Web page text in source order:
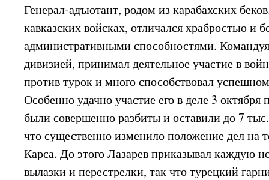
Генерал-адъютант, родом из карабахских
кавказских войсках, отличался храбростью и
административными способностями.
дивизией, принимал деятельное участие в
против турок и много способствовал
Особенно удачно участие его в деле 3
были совершенно разбиты и оставили до 7
что существенно изменило положение дел на
Карса. До этого Лазарев приказывал каждую
вылазки и перестрелки, так что турецкий